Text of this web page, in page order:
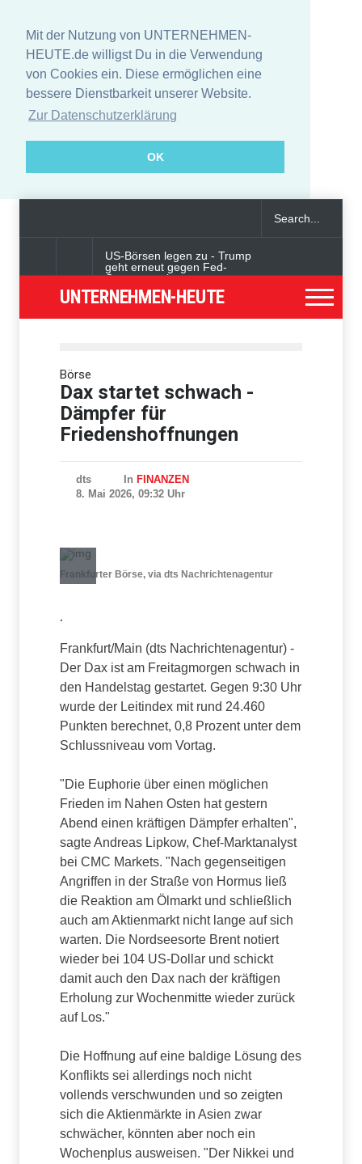
Mit der Nutzung von UNTERNEHMEN-
HEUTE.de willigst Du in die Verwendung
von Cookies ein. Diese ermöglichen eine
bessere Dienstbarkeit unserer Website.
Zur Datenschutzerklärung
OK
US-Börsen legen zu - Trump
geht erneut gegen Fed-
Gouverneurin vor
Notstand in British Columbia
ausgerufen - 20.000
Menschen evakuiert
UNTERNEHMEN-HEUTE
Börse
Dax startet schwach -
Dämpfer für
Friedenshoffnungen
dts In FINANZEN
8. Mai 2026, 09:32 Uhr
Frankfurter Börse, via dts Nachrichtenagentur
.
Frankfurt/Main (dts Nachrichtenagentur) -
Der Dax ist am Freitagmorgen schwach in
den Handelstag gestartet. Gegen 9:30 Uhr
wurde der Leitindex mit rund 24.460
Punkten berechnet, 0,8 Prozent unter dem
Schlussniveau vom Vortag.
"Die Euphorie über einen möglichen
Frieden im Nahen Osten hat gestern
Abend einen kräftigen Dämpfer erhalten",
sagte Andreas Lipkow, Chef-Marktanalyst
bei CMC Markets. "Nach gegenseitigen
Angriffen in der Straße von Hormus ließ
die Reaktion am Ölmarkt und schließlich
auch am Aktienmarkt nicht lange auf sich
warten. Die Nordseesorte Brent notiert
wieder bei 104 US-Dollar und schickt
damit auch den Dax nach der kräftigen
Erholung zur Wochenmitte wieder zurück
auf Los."
Die Hoffnung auf eine baldige Lösung des
Konflikts sei allerdings noch nicht
vollends verschwunden und so zeigten
sich die Aktienmärkte in Asien zwar
schwächer, könnten aber noch ein
Wochenplus ausweisen. "Der Nikkei und